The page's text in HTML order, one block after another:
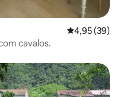
4,95 de uma
4,95 (39)
cavalos.